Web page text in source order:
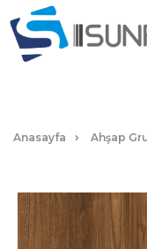
Anasayfa Ahşap